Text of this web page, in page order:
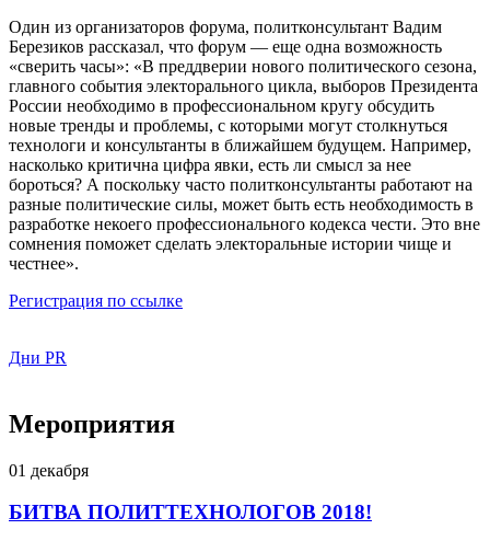
Один из организаторов форума, политконсультант Вадим
Березиков рассказал, что форум — еще одна возможность
«сверить часы»: «В преддверии нового политического сезона,
главного события электорального цикла, выборов Президента
России необходимо в профессиональном кругу обсудить
новые тренды и проблемы, с которыми могут столкнуться
технологи и консультанты в ближайшем будущем. Например,
насколько критична цифра явки, есть ли смысл за нее
бороться? А поскольку часто политконсультанты работают на
разные политические силы, может быть есть необходимость в
разработке некоего профессионального кодекса чести. Это вне
сомнения поможет сделать электоральные истории чище и
честнее».
Регистрация по ссылке
Дни PR
Мероприятия
01 декабря
БИТВА ПОЛИТТЕХНОЛОГОВ 2018!